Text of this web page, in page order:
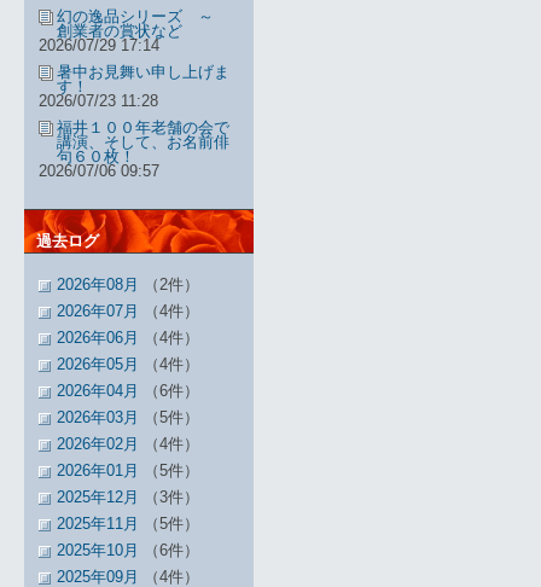
幻の逸品シリーズ ～
創業者の賞状など
2026/07/29 17:14
暑中お見舞い申し上げま
す！
2026/07/23 11:28
福井１００年老舗の会で
講演、そして、お名前俳
句６０枚！
2026/07/06 09:57
過去ログ
2026年08月
（2件）
2026年07月
（4件）
2026年06月
（4件）
2026年05月
（4件）
2026年04月
（6件）
2026年03月
（5件）
2026年02月
（4件）
2026年01月
（5件）
2025年12月
（3件）
2025年11月
（5件）
2025年10月
（6件）
2025年09月
（4件）